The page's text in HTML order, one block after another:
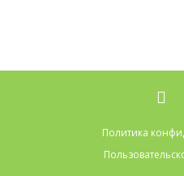
Политика